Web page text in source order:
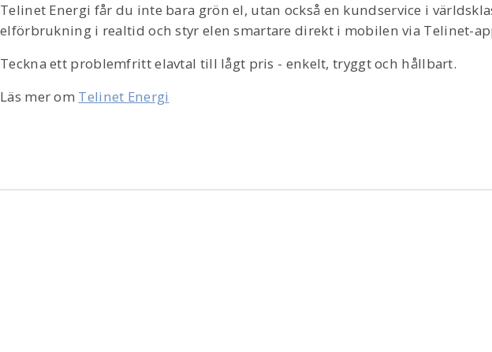
Telinet Energi får du inte bara grön el, utan också en kundservice i
elförbrukning i realtid och styr elen smartare direkt i mobilen via Telinet-
Teckna ett problemfritt elavtal till lågt pris - enkelt, tryggt och hållbart.
Läs mer om Telinet Energi